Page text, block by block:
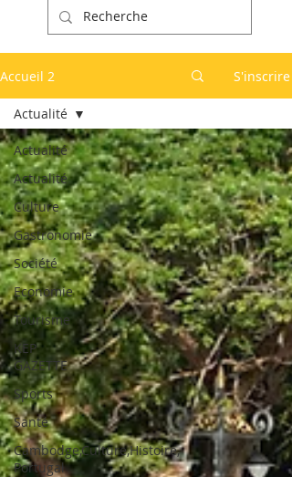
Accueil 2 S'inscrire
Actualité
Actualité
Culture
Gastronomie
Société
Economie
Tourisme
KEP
GAZETTE
Sports
Santé
Cambodge,Culture,Histoire,
Portugal
Actualité